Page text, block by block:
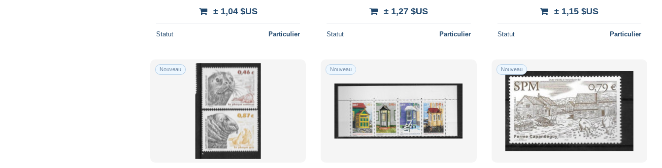
± 1,04 $US
Statut Particulier
± 1,27 $US
Statut Particulier
± 1,15 $US
Statut Particulier
Nouveau Nouveau Nouveau